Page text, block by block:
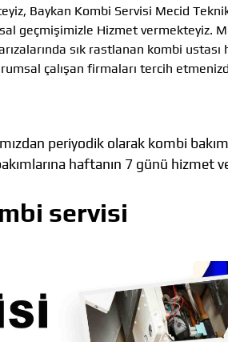
Baykan Kombi Servisi Mecid
geçmişimizle Hizmet vermekteyiz.
sık rastlanan kombi ustası
çalışan firmaları tercih
periyodik olarak kombi
haftanın 7 günü hizmet
servisi